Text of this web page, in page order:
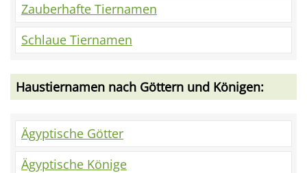
Zauberhafte Tiernamen
Schlaue Tiernamen
Haustiernamen nach Göttern und Königen:
Ägyptische Götter
Ägyptische Könige